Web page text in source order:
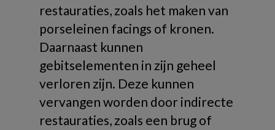
restauraties, zoals het maken van
porseleinen facings of kronen.
Daarnaast kunnen
gebitselementen in zijn geheel
verloren zijn. Deze kunnen
vervangen worden door indirecte
restauraties, zoals een brug of